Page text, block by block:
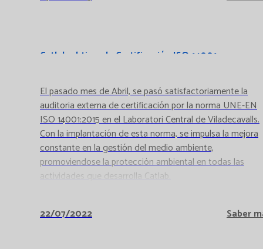
Catlab obtiene la Certificación ISO 14001
El pasado mes de Abril, se pasó satisfactoriamente la
auditoria externa de certificación por la norma UNE-EN
ISO 14001:2015 en el Laboratori Central de Viladecavalls.
Con la implantación de esta norma, se impulsa la mejora
constante en la gestión del medio ambiente,
promoviendose la protección ambiental en todas las
actividades que desarrolla Catlab.
22/07/2022 Saber